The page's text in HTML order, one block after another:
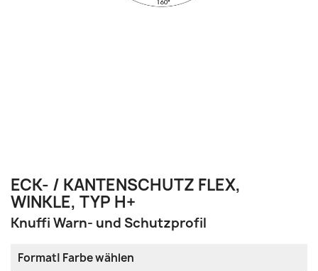
ECK- / KANTENSCHUTZ FLEX,
WINKLE, TYP H+
Knuffi Warn- und Schutzprofil
Format| Farbe wählen